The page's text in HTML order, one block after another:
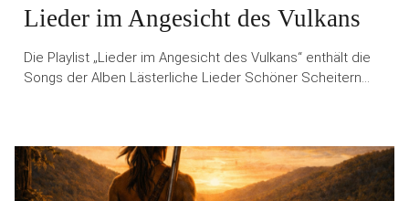
Lieder im Angesicht des Vulkans
Die Playlist „Lieder im Angesicht des Vulkans“ enthält die
Songs der Alben Lästerliche Lieder Schöner Scheitern…